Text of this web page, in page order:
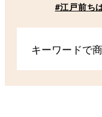
#江戸前ち